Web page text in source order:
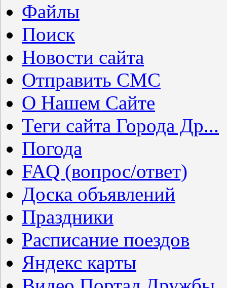
Файлы
Поиск
Новости сайта
Отправить СМС
О Нашем Сайте
Теги сайта Города Др...
Погода
FAQ (вопрос/ответ)
Доска объявлений
Праздники
Расписание поездов
Яндекс карты